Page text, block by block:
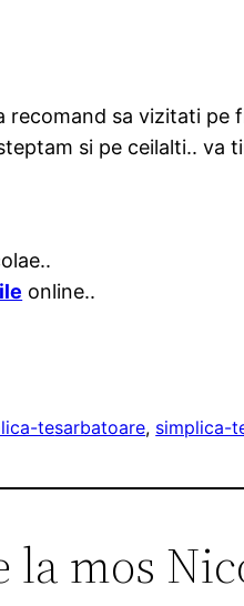
recomand sa vizitati pe
si pe ceilalti.. va
online..
tesarbatoare, simplica-
la mos